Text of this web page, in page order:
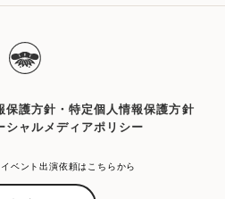
保護方針・特定個人情報保護方針
シャルメディアポリシー
ベント出演依頼はこちらから